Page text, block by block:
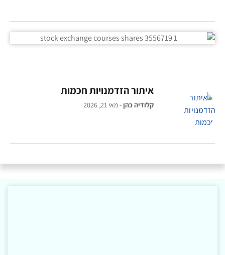
איתור הזדמנויות חכמות
קלודיה כהן מאי 21, 2026